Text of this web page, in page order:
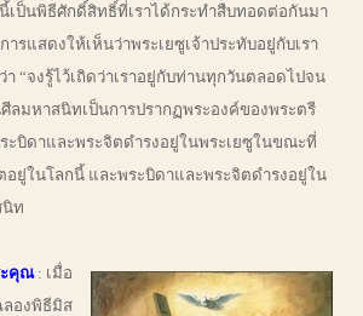
นี้เป็นพิธีศักดิ์สิทธิ์ที่เราได้กระทำสืบทอดต่อกันมา
ารแสดงให้เห็นว่าพระเยซูเจ้าประทับอยู่กับเรา
“จงรู้ไว้เถิดว่าเราอยู่กับท่านทุกวันตลอดไปจน
ลมหาสนิทเป็นการปรากฏพระองค์ของพระตรี
ะบิดาและพระจิตดำรงอยู่ในพระเยซูในขณะที่
อยู่ในโลกนี้ และพระบิดาและพระจิตดำรงอยู่ใน
นิท
ะคุณ : เมื่อ
ลองพิธีมิส